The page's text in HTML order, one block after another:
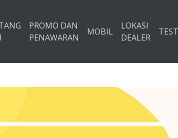
PROMO DAN
PENAWARAN
MOBIL
LOKASI
DEALER